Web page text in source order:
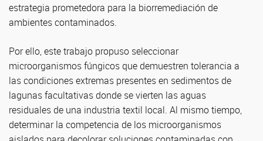
estrategia prometedora para la biorremediación de
ambientes contaminados.
Por ello, este trabajo propuso seleccionar
microorganismos fúngicos que demuestren tolerancia a
las condiciones extremas presentes en sedimentos de
lagunas facultativas donde se vierten las aguas
residuales de una industria textil local. Al mismo tiempo,
determinar la competencia de los microorganismos